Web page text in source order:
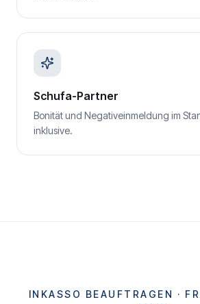
Schufa-Partner
Bonität und Negativeinmeldung im
inklusive.
INKASSO BEAUFTRAGEN ·